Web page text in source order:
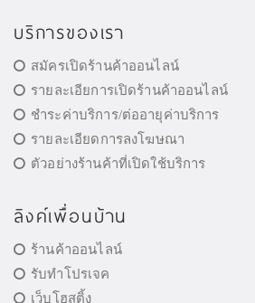
บริการของเรา
สมัครเปิดร้านค้าออนไลน์
รายละเอียการเปิดร้านค้าออนไลน์
ชำระค่าบริการ/ต่ออายุค่าบริการ
รายละเอียดการลงโฆษณา
ตัวอย่างร้านค้าที่เปิดใช้บริการ
ลิงค์เพื่อนบ้าน
ร้านค้าออนไลน์
รับทำโปรเจค
เว็บโฮสติ้ง